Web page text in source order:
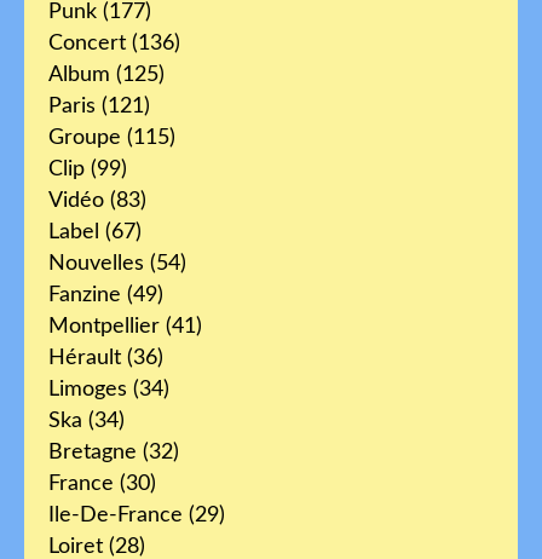
Punk (177)
Concert (136)
Album (125)
Paris (121)
Groupe (115)
Clip (99)
Vidéo (83)
Label (67)
Nouvelles (54)
Fanzine (49)
Montpellier (41)
Hérault (36)
Limoges (34)
Ska (34)
Bretagne (32)
France (30)
Ile-De-France (29)
Loiret (28)